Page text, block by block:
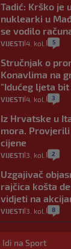
Tadić: Krško je
nuklearki u
se vodilo
VIJESTI 4. kol. 5
Stručnjak o
Konavlima na
"Idućeg ljeta
VIJESTI 4. kol. 3
Iz Hrvatske u
mora.
cijene
VIJESTI 3. kol. 2
Uzgajivač
rajčica košta
vidjeti na
VIJESTI 3. kol. 8
Selidba je
Evo aktualnih
Idi na Sport